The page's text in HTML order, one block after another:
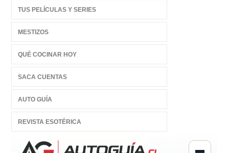
TUS PELÍCULAS Y SERIES
MESTIZOS
QUÉ COCINAR HOY
SACA CUENTAS
AUTO GUÍA
REVISTA ESOTÉRICA